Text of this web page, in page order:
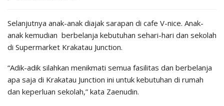
Selanjutnya anak-anak diajak sarapan di cafe V-nice. Anak-
anak kemudian berbelanja kebutuhan sehari-hari dan sekolah
di Supermarket Krakatau Junction.
“Adik-adik silahkan menikmati semua fasilitas dan berbelanja
apa saja di Krakatau Junction ini untuk kebutuhan di rumah
dan keperluan sekolah,” kata Zaenudin.